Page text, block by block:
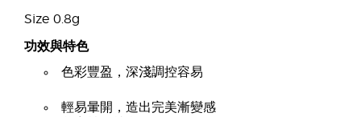
Size 0.8g
功效與特色
色彩豐盈，深淺調控容易
輕易暈開，造出完美漸變感